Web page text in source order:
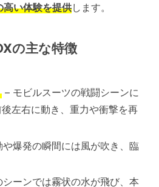
高い体験を提供します。
の主な特徴
– モビルスーツの戦闘シーンに
左右に動き、重力や衝撃を再
や爆発の瞬間には風が吹き、臨
シーンでは霧状の水が飛び、本